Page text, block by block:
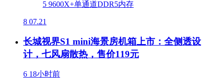
8 07.21
长城视界S1 mini海景房机箱上市：全侧透设
计，七风扇散热，售价119元
6 18小时前